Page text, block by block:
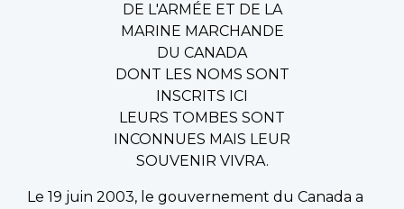
DE L'ARMÉE ET DE LA
MARINE MARCHANDE
DU CANADA
DONT LES NOMS SONT
INSCRITS ICI
LEURS TOMBES SONT
INCONNUES MAIS LEUR
SOUVENIR VIVRA.
Le 19 juin 2003, le gouvernement du Canada a